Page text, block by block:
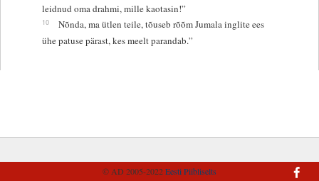
leidnud oma drahmi, mille kaotasin!”
10
Nõnda, ma ütlen teile, tõuseb rõõm Jumala inglite ees
ühe patuse pärast, kes meelt parandab.”
© AD 2005-2022Eesti Piibliselts